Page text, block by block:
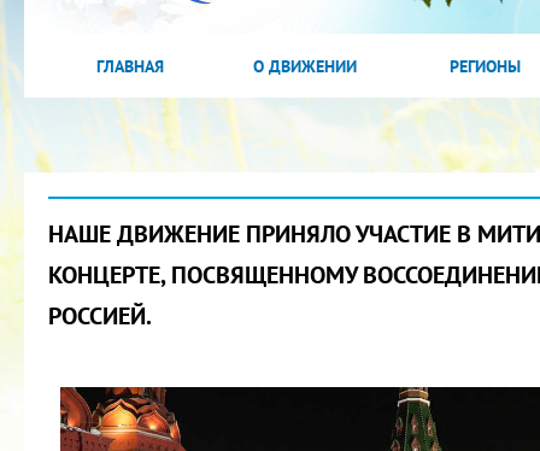
ГЛАВНАЯ О ДВИЖЕНИИ РЕГИОНЫ
НАШЕ ДВИЖЕНИЕ ПРИНЯЛО УЧАСТИЕ В
КОНЦЕРТЕ, ПОСВЯЩЕННОМУ
РОССИЕЙ.